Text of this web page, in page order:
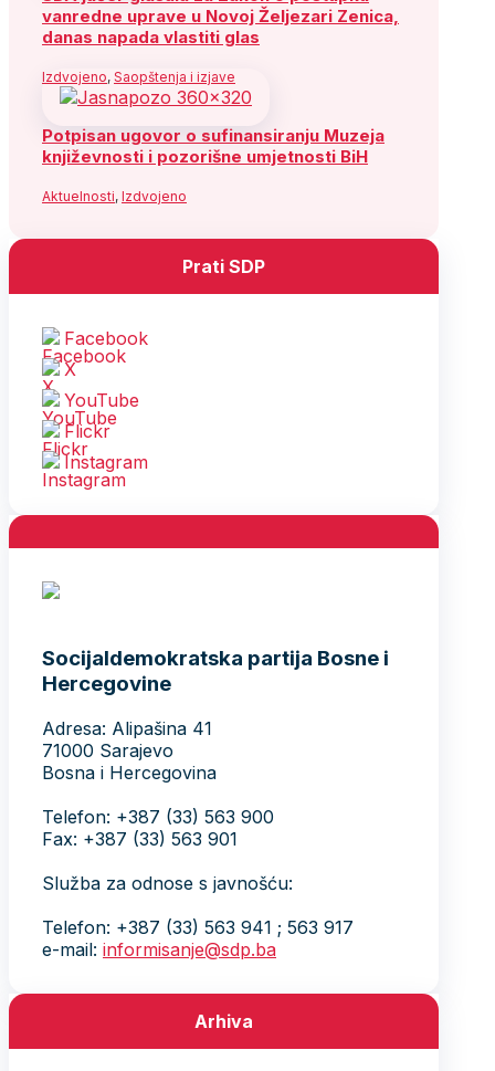
vanredne uprave u Novoj Željezari Zenica,
danas napada vlastiti glas
Izdvojeno, Saopštenja i izjave
Potpisan ugovor o sufinansiranju Muzeja
književnosti i pozorišne umjetnosti BiH
Aktuelnosti, Izdvojeno
Prati SDP
Facebook
X
YouTube
Flickr
Instagram
Socijaldemokratska partija Bosne i
Hercegovine
Adresa: Alipašina 41
71000 Sarajevo
Bosna i Hercegovina
Telefon: +387 (33) 563 900
Fax: +387 (33) 563 901
Služba za odnose s javnošću:
Telefon: +387 (33) 563 941 ; 563 917
e-mail: informisanje@sdp.ba
Arhiva